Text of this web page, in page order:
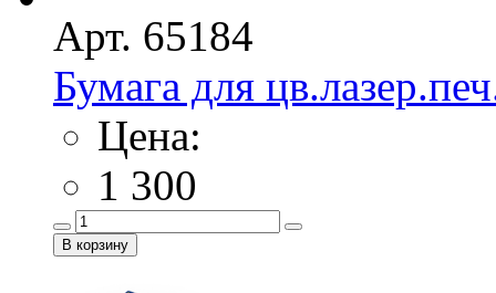
Арт. 65184
Бумага для
Цена:
1 300